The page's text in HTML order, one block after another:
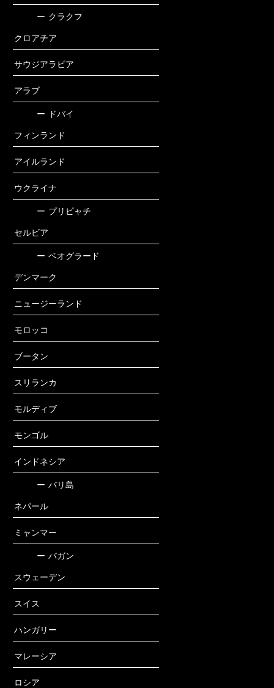
ー クラクフ
クロアチア
サウジアラビア
アラブ
ー ドバイ
フィンランド
アイルランド
ウクライナ
ー プリピャチ
セルビア
ー ベオグラード
デンマーク
ニュージーランド
モロッコ
ブータン
スリランカ
モルディブ
モンゴル
インドネシア
ー バリ島
ネパール
ミャンマー
ー バガン
スウェーデン
スイス
ハンガリー
マレーシア
ロシア